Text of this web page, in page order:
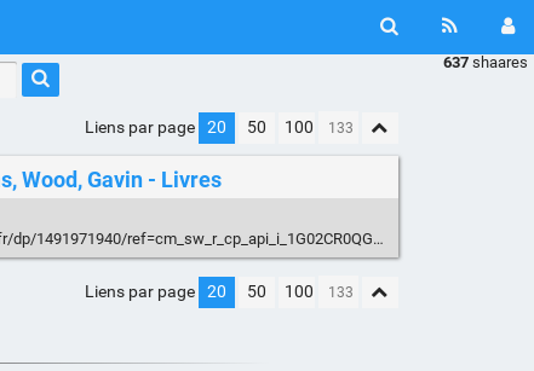
637 shaares
Liens par page 20 50 100
Wood, Gavin - Livres
ref=cm_sw_r_cp_api_i_1G02CR0QGZ2CFQE0ZF6C?_encoding=UTF8&psc=1
Liens par page 20 50 100